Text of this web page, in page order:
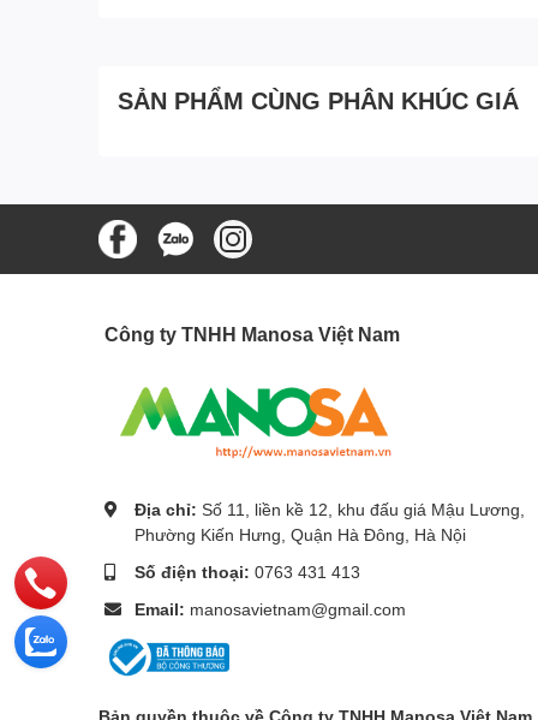
SẢN PHẨM CÙNG PHÂN KHÚC GIÁ
Công ty TNHH Manosa Việt Nam
Địa chỉ: Số 11, liền kề 12, khu đấu giá Mậu Lương,
Phường Kiến Hưng, Quận Hà Đông, Hà Nội
Số điện thoại: 0763 431 413
Email: manosavietnam@gmail.com
Bản quyền thuộc về Công ty TNHH Manosa Việt Nam